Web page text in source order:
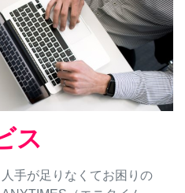
ス
手が足りなくてお困りの